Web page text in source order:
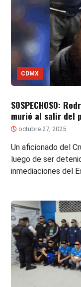
CDMX
SOSPECHOSO:
murió al salir del
octubre 27, 2025
Un aficionado del
luego de ser
inmediaciones del